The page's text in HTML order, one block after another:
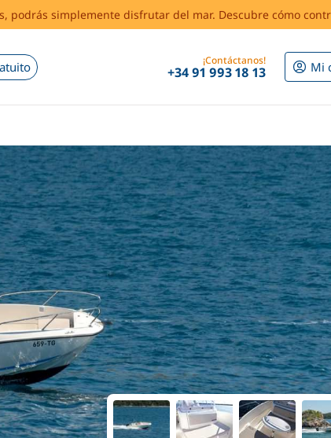
podrás simplemente disfrutar del mar. Descubre cómo
¡Contáctanos!
+34 91 993 18 13 Mi